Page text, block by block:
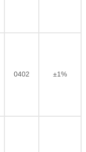
0402 ±1%